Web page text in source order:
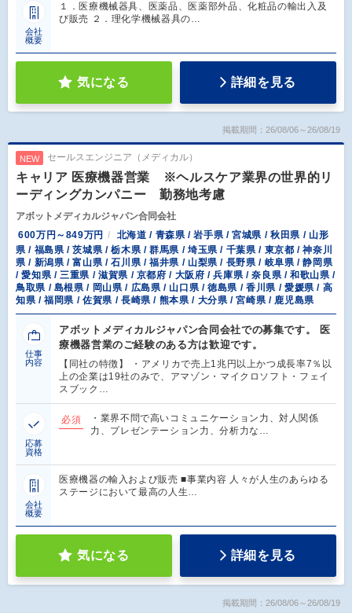
会社
概要
１．医療機械器具、医薬品、医薬部外品、化粧品の輸出入及
び販売 ２．理化学機械器具の…
気になる 詳細を見る
掲載期間：26/08/06～26/08/19
NEW セールスエンジニア（メディカル）
キャリア 医療機器営業 ※ヘルスケア業界の世界的リ
ーディングカンパニー 勤務地考慮
アボットメディカルジャパン合同会社
600万円～849万円
北海道 / 青森県 / 岩手県 / 宮城県 / 秋田県 / 山形
県 / 福島県 / 茨城県 / 栃木県 / 群馬県 / 埼玉県 / 千葉県 / 東京都 / 神奈川
県 / 新潟県 / 富山県 / 石川県 / 福井県 / 山梨県 / 長野県 / 岐阜県 / 静岡県
/ 愛知県 / 三重県 / 滋賀県 / 京都府 / 大阪府 / 兵庫県 / 奈良県 / 和歌山県 /
鳥取県 / 島根県 / 岡山県 / 広島県 / 山口県 / 徳島県 / 香川県 / 愛媛県 / 高
知県 / 福岡県 / 佐賀県 / 長崎県 / 熊本県 / 大分県 / 宮崎県 / 鹿児島県
仕事
内容
アボットメディカルジャパン合同会社での募集です。 医
療機器営業のご経験のある方は歓迎です。
【同社の特徴】 ・アメリカで売上1兆円以上かつ成長率7％以
上の企業は19社のみで、アマゾン・マイクロソフト・フェイ
スブック…
応募
資格
必須
・業界不問で高いコミュニケーション力、対人関係
力、プレゼンテーション力、分析力な…
会社
概要
医療機器の輸入および販売 ■事業内容 人々が人生のあらゆる
ステージにおいて最高の人生…
気になる 詳細を見る
掲載期間：26/08/06～26/08/19